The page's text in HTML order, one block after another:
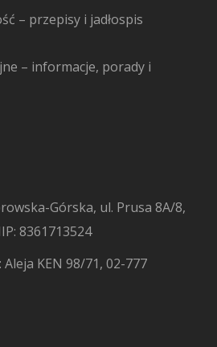
– przepisy i jadłospis
– informacje, porady i
Górska, ul. Prusa 8A/8,
8361713524
KEN 98/71, 02-777